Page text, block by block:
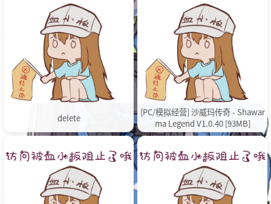
delete
[PC/模拟经营] 沙威玛传奇 - Shawar
ma Legend V1.0.40 [93MB]